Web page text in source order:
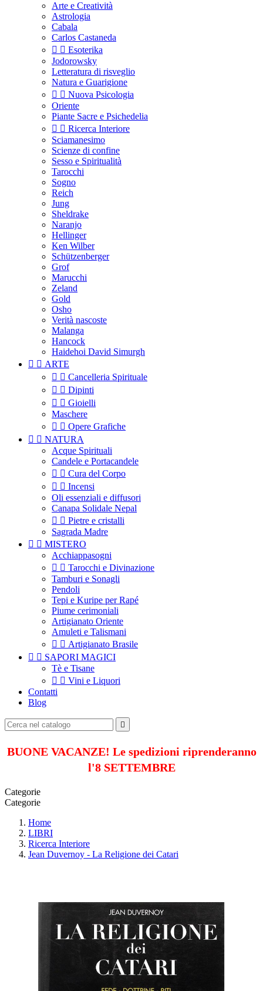
Arte e Creatività
Astrologia
Cabala
Carlos Castaneda
  Esoterika
Jodorowsky
Letteratura di risveglio
Natura e Guarigione
  Nuova Psicologia
Oriente
Piante Sacre e Psichedelia
  Ricerca Interiore
Sciamanesimo
Scienze di confine
Sesso e Spiritualità
Tarocchi
Sogno
Reich
Jung
Sheldrake
Naranjo
Hellinger
Ken Wilber
Schützenberger
Grof
Marucchi
Zeland
Gold
Osho
Verità nascoste
Malanga
Hancock
Haidehoi David Simurgh
  ARTE
  Cancelleria Spirituale
  Dipinti
  Gioielli
Maschere
  Opere Grafiche
  NATURA
Acque Spirituali
Candele e Portacandele
  Cura del Corpo
  Incensi
Oli essenziali e diffusori
Canapa Solidale Nepal
  Pietre e cristalli
Sagrada Madre
  MISTERO
Acchiappasogni
  Tarocchi e Divinazione
Tamburi e Sonagli
Pendoli
Tepi e Kuripe per Rapé
Piume cerimoniali
Artigianato Oriente
Amuleti e Talismani
  Artigianato Brasile
  SAPORI MAGICI
Tè e Tisane
  Vini e Liquori
Contatti
Blog

BUONE VACANZE! Le spedizioni riprenderanno
l'8 SETTEMBRE
Categorie
Categorie
Home
LIBRI
Ricerca Interiore
Jean Duvernoy - La Religione dei Catari